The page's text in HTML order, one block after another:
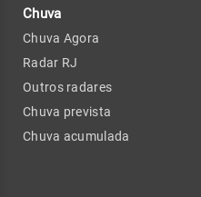
Chuva
Chuva Agora
Radar RJ
Outros radares
Chuva prevista
Chuva acumulada